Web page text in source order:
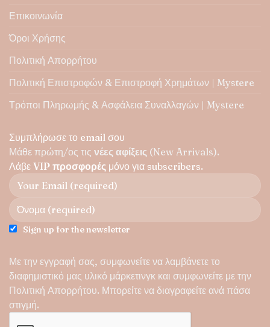
Επικοινωνία
Όροι Χρήσης
Πολιτική Απορρήτου
Πολιτική Επιστροφών & Επιστροφή Χρημάτων | Mystere
Τρόποι Πληρωμής & Ασφάλεια Συναλλαγών | Mystere
Συμπλήρωσε το email σου
Μάθε πρώτη/ος τις νέες αφίξεις (New Arrivals).
Λάβε VIP προσφορές μόνο για subscribers.
Sign up for the newsletter
Με την εγγραφή σας, συμφωνείτε να λαμβάνετε το
διαφημιστικό μας υλικό μάρκετινγκ και συμφωνείτε με την
Πολιτική Απορρήτου. Μπορείτε να διαγραφείτε ανά πάσα
στιγμή.